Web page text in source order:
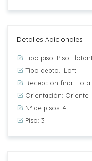
Detalles Adicionales
Tipo piso: Piso
Tipo depto.: Loft
Recepción final: Total
Orientación: Oriente
N° de pisos: 4
Piso: 3